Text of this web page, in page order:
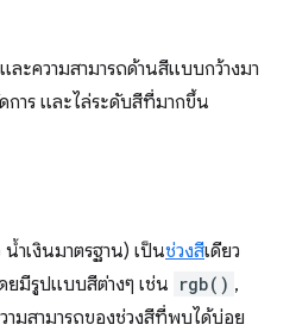
ะความสามารถด้านสีแบบกว้างมา
การ และไล่ระดับสีที่มากขึ้น
น้ำเงินมาตรฐาน) เป็นช่วงสีเดียว
ยมีรูปแบบสีต่างๆ เช่น rgb() ,
ามสามารถของช่วงสีที่พบได้บ่อย